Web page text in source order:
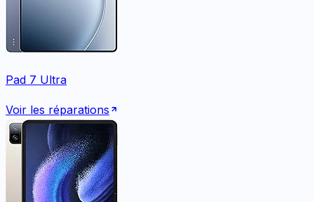
Pad 7 Ultra
Voir les réparations